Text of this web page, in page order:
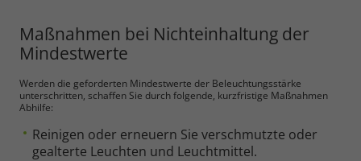
Maßnahmen bei Nichteinhaltung der
Mindestwerte
Werden die geforderten Mindestwerte der Beleuchtungsstärke
unterschritten, schaffen Sie durch folgende, kurzfristige Maßnahmen
Abhilfe:
Reinigen oder erneuern Sie verschmutzte oder
gealterte Leuchten und Leuchtmittel.